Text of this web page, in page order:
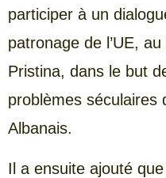
participer à un
patronage de l’UE,
Pristina, dans le but
problèmes séculaires
Albanais.
Il a ensuite ajouté